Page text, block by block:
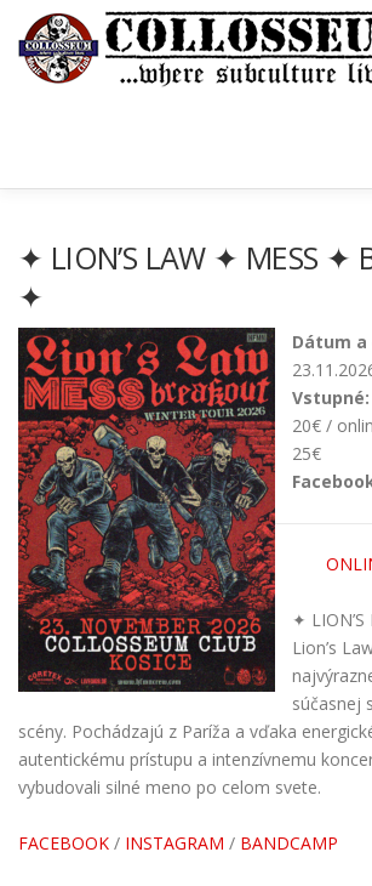
Prejsť
obsah
KONTAKTY GUESTBOOK
✦ LION’S LAW ✦ MESS ✦
✦
Dátum a
Vstupné:
20€ /
25€
✦
Lion’s
súčasnej
scény. Pochádzajú z Paríža a vďaka
autentickému prístupu a intenzívnemu
vybudovali silné meno po celom svete.
FACEBOOK / INSTAGRAM / BANDCAMP